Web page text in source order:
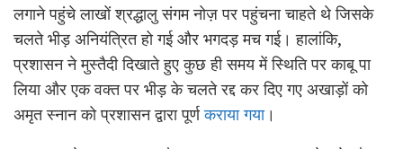
लगाने पहुंचे लाखों श्रद्धालु संगम नोज़ पर पहुंचना चाहते थे जिसके
चलते भीड़ अनियंत्रित हो गई और भगदड़ मच गई। हालांकि,
प्रशासन ने मुस्तैदी दिखाते हुए कुछ ही समय में स्थिति पर काबू पा
लिया और एक वक्त पर भीड़ के चलते रद्द कर दिए गए अखाड़ों को
अमृत स्नान को प्रशासन द्वारा पूर्णकराया गया।